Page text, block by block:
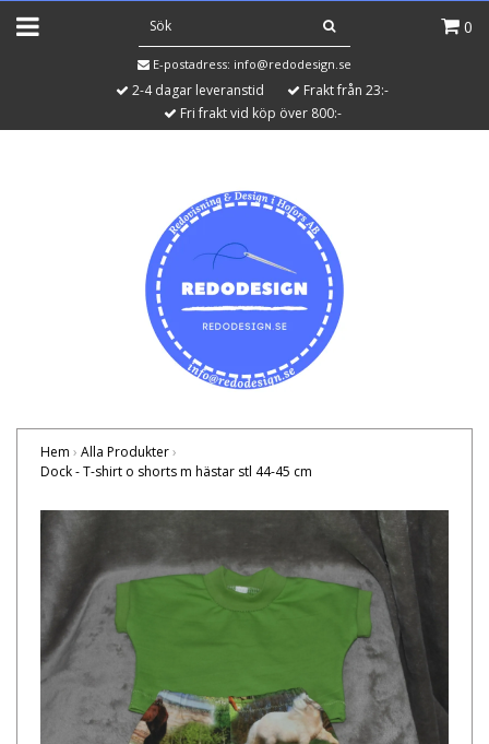
0
E-postadress: info@redodesign.se
2-4 dagar leveranstid
Frakt från 23:-
Fri frakt vid köp över 800:-
Hem › Alla Produkter›
Dock - T-shirt o shorts m hästar stl 44-45 cm